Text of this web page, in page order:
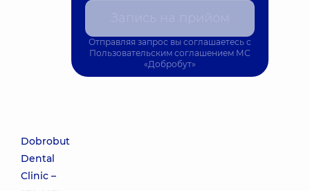
Dobrobut
Dental
Clinic –
Отправляя запрос вы соглашаетесь с
Пользовательским соглашением МС
«Добробут»